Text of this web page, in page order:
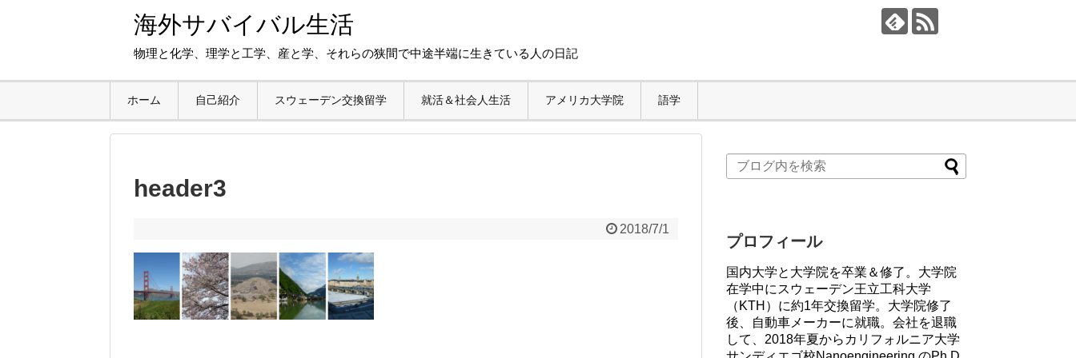
海外サバイバル生活
物理と化学、理学と工学、産と学、それらの狭間で中途半端に生きている人の日記
ホーム 自己紹介 スウェーデン交換留学 就活＆社会人生活 アメリカ大学院 語学
header3
2018/7/1
プロフィール
国内大学と大学院を卒業＆修了。大学院
在学中にスウェーデン王立工科大学
（KTH）に約1年交換留学。大学院修了
後、自動車メーカーに就職。会社を退職
して、2018年夏からカリフォルニア大学